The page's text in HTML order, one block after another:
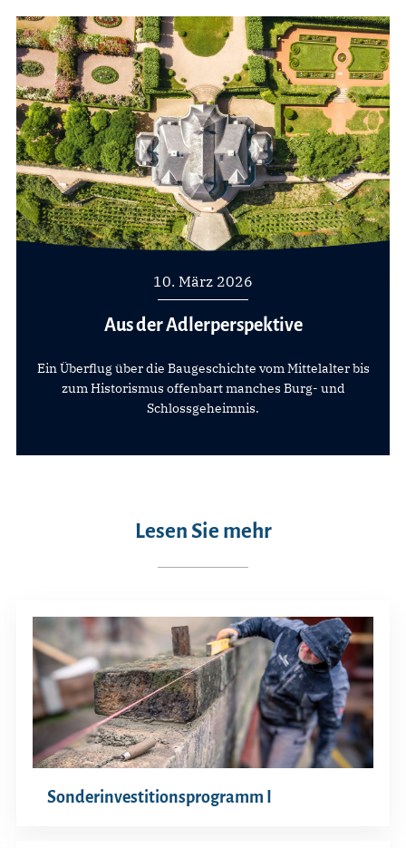
10. März 2026
Aus der Adlerperspektive
Ein Überflug über die Baugeschichte vom Mittelalter bis
zum Historismus offenbart manches Burg- und
Schlossgeheimnis.
Lesen Sie mehr
Sonderinvestitionsprogramm I